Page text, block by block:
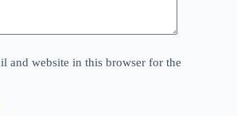
and website in this browser for the